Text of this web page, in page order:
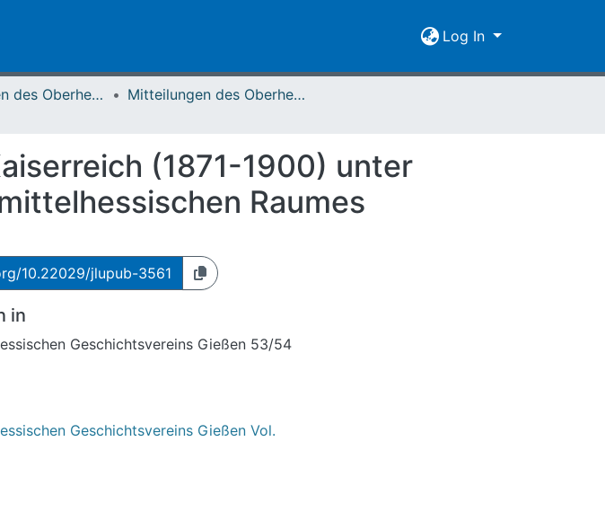
Log In
Mitteilungen des Oberhessischen Geschichtsvereins Gießen
Mitteilungen des Oberhessischen Geschichtsvereins Gießen Vol. 053/054 (1969)
(1871-1900) unter
Raumes
10.22029/jlupub-3561
in
Geschichtsvereins Gießen 53/54
Geschichtsvereins Gießen Vol.